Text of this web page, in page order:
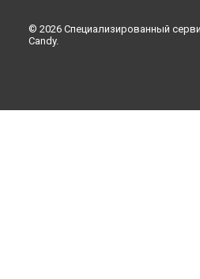
© 2026 Специализированный
Candy.